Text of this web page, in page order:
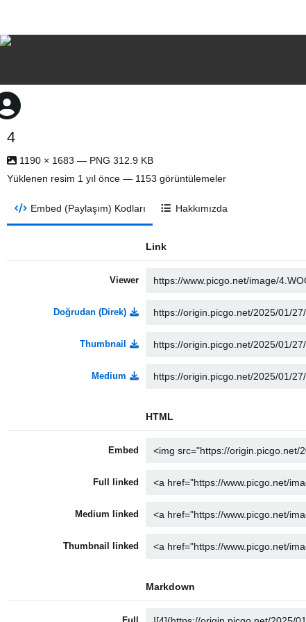
4
1190 × 1683 — PNG 312.9 KB
Yüklenen resim 1 yıl önce — 1153 görüntülemeler
Embed (Paylaşım) Kodları Hakkımızda
Link
Viewer
Doğrudan (Direk)
Thumbnail
Medium
HTML
Embed
Full linked
Medium linked
Thumbnail linked
Markdown